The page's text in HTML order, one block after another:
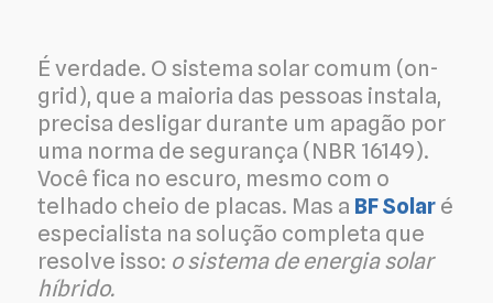
É verdade. O sistema solar comum (on-
grid), que a maioria das pessoas instala,
precisa desligar durante um apagão por
uma norma de segurança (NBR 16149).
Você fica no escuro, mesmo com o
telhado cheio de placas. Mas a BF Solar é
especialista na solução completa que
resolve isso: o sistema de energia solar
híbrido.